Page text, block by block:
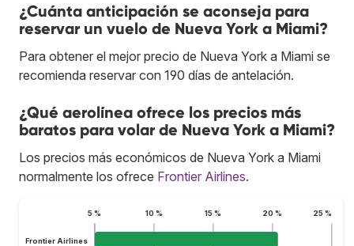
¿Cuánta anticipación se aconseja para
reservar un vuelo de Nueva York a Miami?
Para obtener el mejor precio de Nueva York a Miami se
recomienda reservar con 190 días de antelación.
¿Qué aerolínea ofrece los precios más
baratos para volar de Nueva York a Miami?
Los precios más económicos de Nueva York a Miami
normalmente los ofrece Frontier Airlines.
5 % 10 % 15 % 20 % 25 %
Frontier Airlines